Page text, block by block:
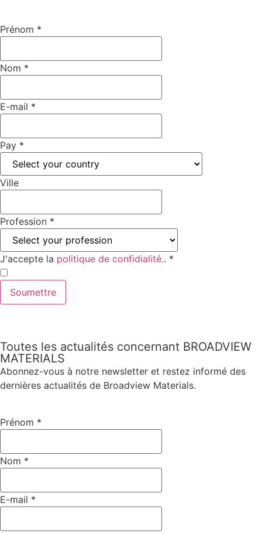
Prénom *
Nom *
E-mail *
Pay *
Ville
Profession *
J'accepte la politique de confidialité.. *
Soumettre
Toutes les actualités concernant BROADVIEW
MATERIALS
Abonnez-vous à notre newsletter et restez informé des
dernières actualités de Broadview Materials.
Prénom *
Nom *
E-mail *